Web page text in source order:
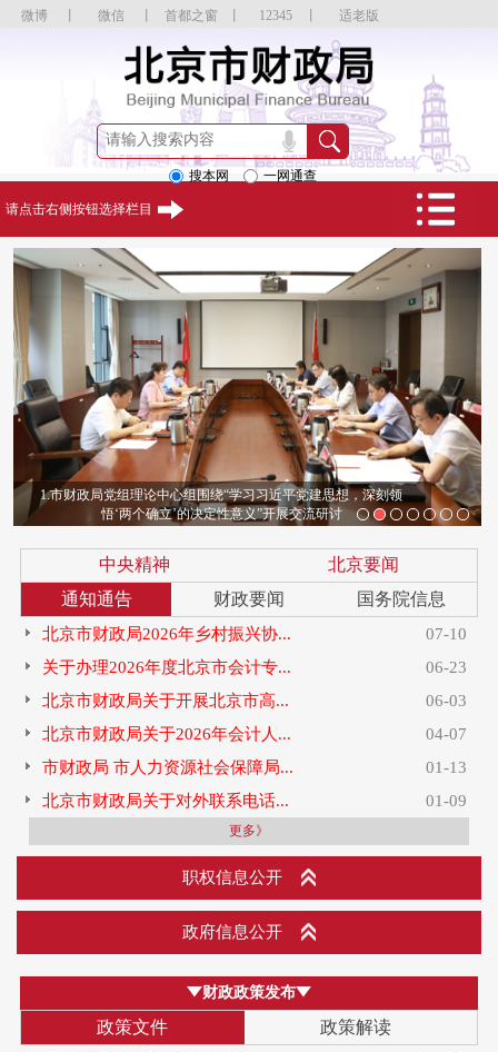
微博 微信 12345 适老版
首都之窗
搜本网 一网通查
请点击右侧按钮选择栏目
1.市财政局党组理论中心组围绕“学习习近平党建思想，深刻领
悟‘两个确立’的决定性意义”开展交流研讨
中央精神
北京要闻
通知通告
财政要闻 国务院信息
北京市财政局2026年乡村振兴协...
07-10
关于办理2026年度北京市会计专...
06-23
北京市财政局关于开展北京市高...
06-03
北京市财政局关于2026年会计人...
04-07
市财政局 市人力资源社会保障局...
01-13
北京市财政局关于对外联系电话...
01-09
更多》
职权信息公开
政府信息公开
财政政策发布
政策文件 政策解读